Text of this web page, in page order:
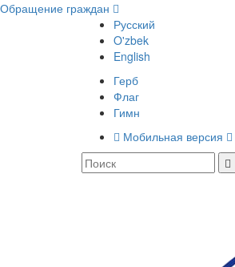
Обращение граждан
Русский
O'zbek
English
Герб
Флаг
Гимн
Мобильная версия